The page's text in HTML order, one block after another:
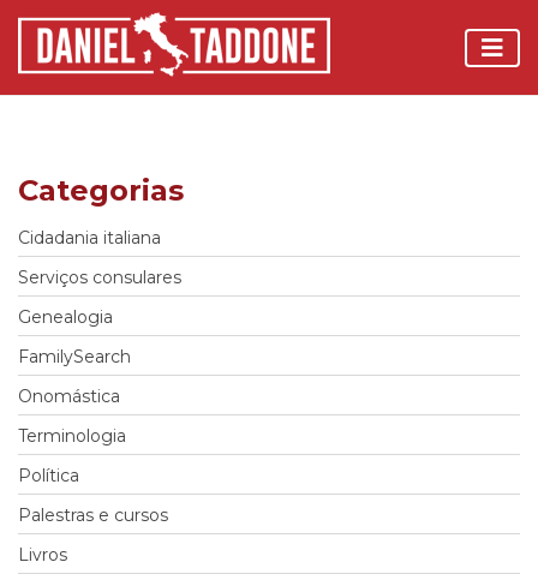
Categorias
Cidadania italiana
Serviços consulares
Genealogia
FamilySearch
Onomástica
Terminologia
Política
Palestras e cursos
Livros